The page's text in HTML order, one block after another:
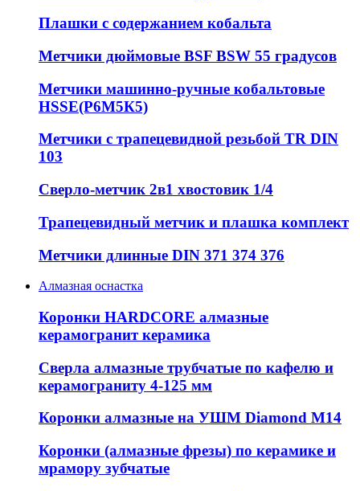
Плашки с содержанием кобальта
Метчики дюймовые BSF BSW 55 градусов
Метчики машинно-ручные кобальтовые
HSSE(Р6М5К5)
Метчики с трапецевидной резьбой TR DIN
103
Сверло-метчик 2в1 хвостовик 1/4
Трапецевидный метчик и плашка комплект
Метчики длинные DIN 371 374 376
Алмазная оснастка
Коронки HARDCORE алмазные
керамогранит керамика
Сверла алмазные трубчатые по кафелю и
керамограниту 4-125 мм
Коронки алмазные на УШМ Diamond М14
Коронки (алмазные фрезы) по керамике и
мрамору зубчатые